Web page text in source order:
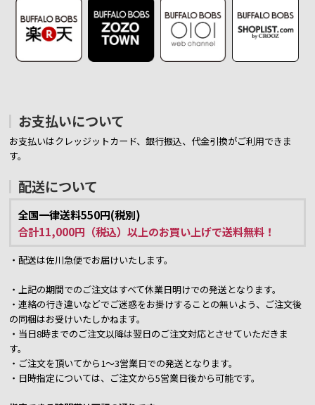
お支払いについて
お支払いはクレッジットカード、銀行振込、代金引換がご利用できま
す。
配送について
全国一律送料550円(税別)
合計11,000円（税込）以上のお買い上げで送料無料！
・配送は佐川急便でお届けいたします。
・上記の期間でのご注文はすべて休業日明けでの発送となります。
・連絡の行き違いなどでご迷惑をお掛けすることの無いよう、ご注文後
の同梱はお受けいたしかねます。
・当日8時までのご注文以降は翌日のご注文対応とさせていただきま
す。
・ご注文を頂いてから1～3営業日での発送となります。
・日時指定については、ご注文から5営業日後から可能です。